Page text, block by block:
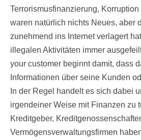
Terrorismusfinanzierung,
waren natürlich nichts Neues, aber
zunehmend ins Internet verlagert
illegalen Aktivitäten immer
your customer beginnt damit, dass
Informationen über seine Kunden
In der Regel handelt es sich dabei
irgendeiner Weise mit Finanzen zu
Kreditgeber,
Vermögensverwaltungsfirmen